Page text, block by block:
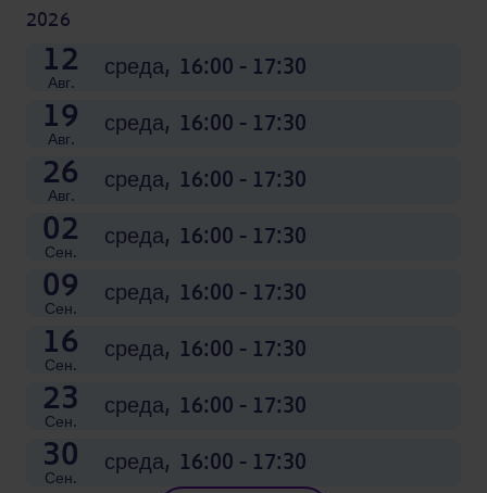
2026
12
Авг. среда, 16:00 - 17:30
19
Авг. среда, 16:00 - 17:30
26
Авг. среда, 16:00 - 17:30
02
Сен. среда, 16:00 - 17:30
09
Сен. среда, 16:00 - 17:30
16
Сен. среда, 16:00 - 17:30
23
Сен. среда, 16:00 - 17:30
30
Сен. среда, 16:00 - 17:30
07
Окт. среда,
16:00 - 17:30
14
Окт. среда,
16:00 - 17:30
21
Окт. среда,
16:00 - 17:30
28
Окт. среда,
16:00 - 17:30
04
Ноя. среда,
16:00 - 17:30
11
Ноя. среда,
16:00 - 17:30
18
Ноя. среда,
16:00 - 17:30
25
Ноя. среда,
16:00 - 17:30
02
Dec среда,
16:00 - 17:30
09
Dec среда,
16:00 - 17:30
16
Dec среда,
16:00 - 17:30
23
Dec среда,
16:00 - 17:30